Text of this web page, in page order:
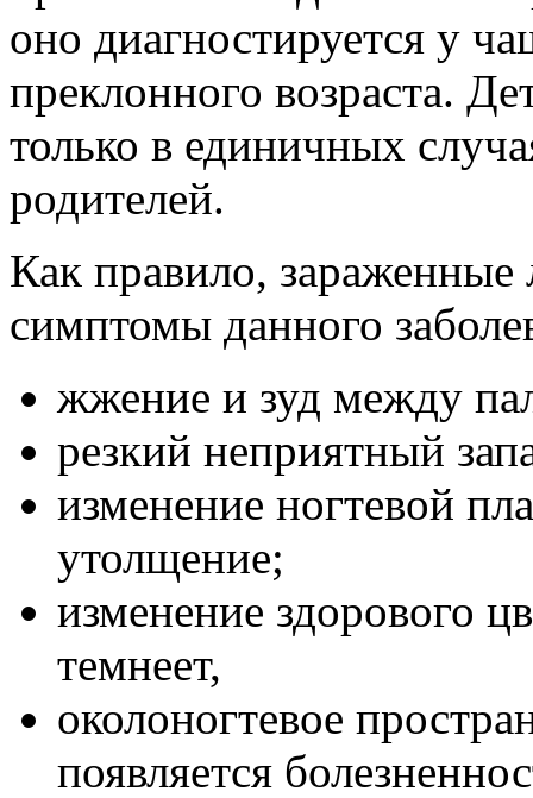
оно диагностируется у
преклонного возраста.
только в единичных
родителей.
Как правило,
симптомы данного
жжение и зуд между
резкий неприятный
изменение ногтевой
утолщение;
изменение здорового
темнеет,
околоногтевое
появляется